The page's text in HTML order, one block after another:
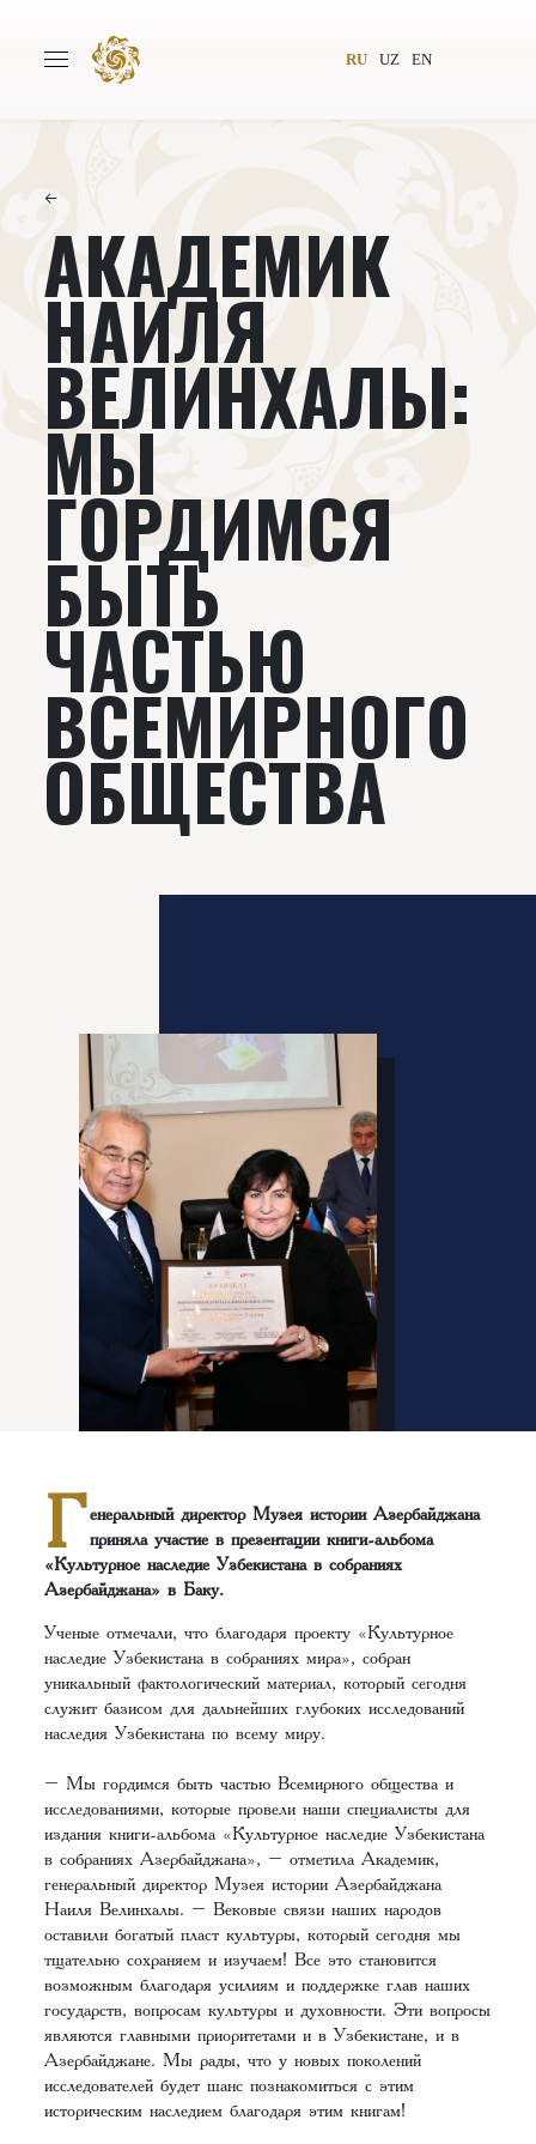
RU UZ EN
Авторы Всемирное общество
Издательство
Проекты Подкасты
Книги Видеолекторий
←
АКАДЕМИК
НАИЛЯ
ВЕЛИНХАЛЫ:
МЫ
ГОРДИМСЯ
БЫТЬ
ЧАСТЬЮ
ВСЕМИРНОГО
ОБЩЕСТВА
Г енеральный директор Музея истории Азербайджана
приняла участие в презентации книги-альбома
«Культурное наследие Узбекистана в собраниях
Азербайджана» в Баку.
Ученые отмечали, что благодаря проекту «Культурное
наследие Узбекистана в собраниях мира», собран
уникальный фактологический материал, который сегодня
служит базисом для дальнейших глубоких исследований
наследия Узбекистана по всему миру.
– Мы гордимся быть частью Всемирного общества и
исследованиями, которые провели наши специалисты для
издания книги-альбома «Культурное наследие Узбекистана
в собраниях Азербайджана», – отметила Академик,
генеральный директор Музея истории Азербайджана
Наиля Велинхалы. – Вековые связи наших народов
оставили богатый пласт культуры, который сегодня мы
тщательно сохраняем и изучаем! Все это становится
возможным благодаря усилиям и поддержке глав наших
государств, вопросам культуры и духовности. Эти вопросы
являются главными приоритетами и в Узбекистане, и в
Азербайджане. Мы рады, что у новых поколений
исследователей будет шанс познакомиться с этим
историческим наследием благодаря этим книгам!